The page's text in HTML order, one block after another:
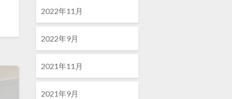
2022年11月
2022年9月
2021年11月
2021年9月